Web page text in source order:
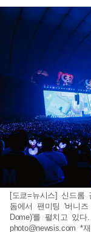
[도쿄=뉴시스] 신드롬
돔에서 팬미팅 '버니
Dome)'를 펼치고 있
photo@newsis.com *